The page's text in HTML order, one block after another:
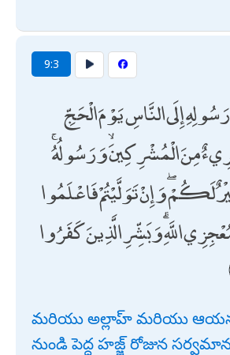
9:3
إِلَى النَّاسِ يَوْمَ الْحَجِّ
بَرِيءٌ مِنَ الْمُشْرِكِينَ ۙ وَرَسُولُهُ
لَكُمْ ۖ وَإِنْ تَوَلَّيْتُمْ فَاعْلَمُوا
اللَّهِ ۗ وَبَشِّرِ الَّذِينَ كَفَرُوا
మరియు అల్లాహ్ మరియు ఆయన
నుండి పెద్ద హజ్జ్ రోజున